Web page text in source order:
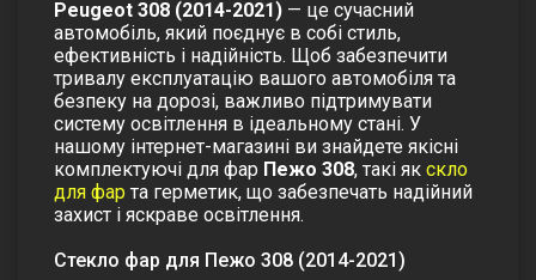
Peugeot 308 (2014-2021) — це сучасний
автомобіль, який поєднує в собі стиль,
ефективність і надійність. Щоб забезпечити
тривалу експлуатацію вашого автомобіля та
безпеку на дорозі, важливо підтримувати
систему освітлення в ідеальному стані. У
нашому інтернет-магазині ви знайдете якісні
комплектуючі для фар Пежо 308, такі як скло
для фар та герметик, що забезпечать надійний
захист і яскраве освітлення.
Стекло фар для Пежо 308 (2014-2021)